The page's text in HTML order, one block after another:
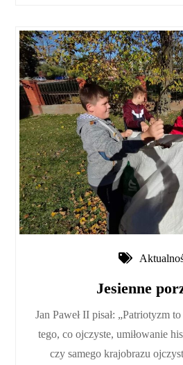
Jesienne
Jan Paweł II pisał: „Patriotyzm
tego, co ojczyste, umiłowanie
czy samego krajobrazu